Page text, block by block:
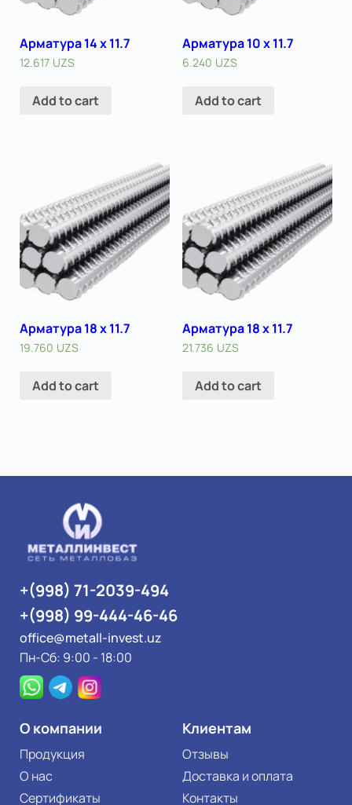
Арматура 14 x 11.7
12.617 UZS
Add to cart
Арматура 10 x 11.7
6.240 UZS
Add to cart
Арматура 18 x 11.7
19.760 UZS
Add to cart
Арматура 18 x 11.7
21.736 UZS
Add to cart
О компании
Продукция
О нас
Сертификаты
Клиентам
Отзывы
Доставка и оплата
Контакты
+(998) 71-2039-494
+(998) 99-444-46-46
office@metall-invest.uz
Пн-Сб: 9:00 - 18:00